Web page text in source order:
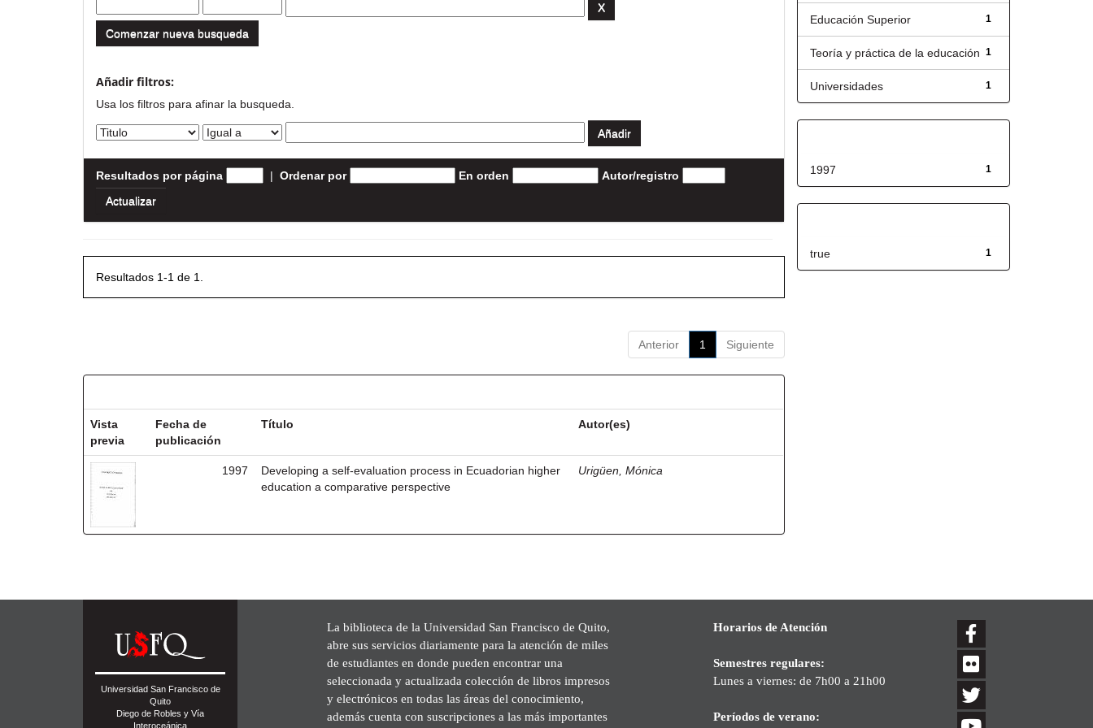
Comenzar nueva busqueda
Añadir filtros:
Usa los filtros para afinar la busqueda.
Resultados por página | Ordenar por En orden Autor/registro
Resultados 1-1 de 1.
Anterior 1 Siguiente
Vista
previa
Fecha de
publicación
Título Autor(es)
1997
Developing a self-evaluation process in Ecuadorian higher
education a comparative perspective
Urigüen, Mónica
1
Educación Superior
1
Teoría y práctica de la educación
1
Universidades
1
1997
1
true
Universidad San Francisco de
Quito
Diego de Robles y Vía
Interoceánica
La biblioteca de la Universidad San Francisco de Quito,
abre sus servicios diariamente para la atención de miles
de estudiantes en donde pueden encontrar una
seleccionada y actualizada colección de libros impresos
y electrónicos en todas las áreas del conocimiento,
además cuenta con suscripciones a las más importantes
Horarios de Atención
Semestres regulares:
Lunes a viernes: de 7h00 a 21h00
Períodos de verano: